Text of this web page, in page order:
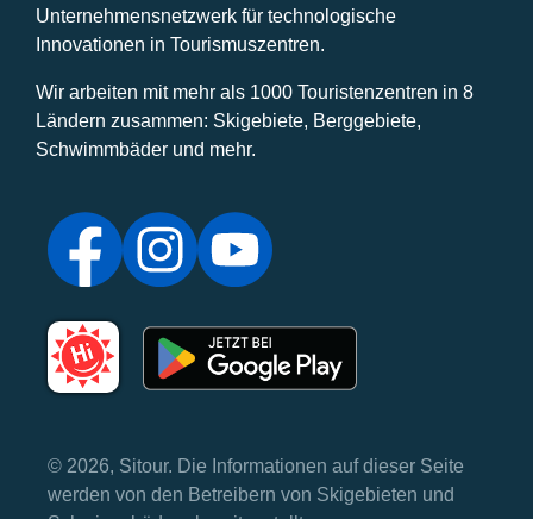
Unternehmensnetzwerk für technologische
Innovationen in Tourismuszentren.
Wir arbeiten mit mehr als 1000 Touristenzentren in 8
Ländern zusammen: Skigebiete, Berggebiete,
Schwimmbäder und mehr.
© 2026, Sitour. Die Informationen auf dieser Seite
werden von den Betreibern von Skigebieten und